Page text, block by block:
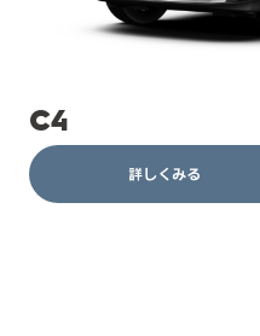
C4
詳しくみる